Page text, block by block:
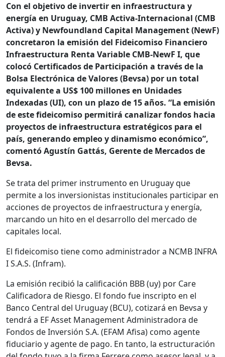
Con el objetivo de invertir en infraestructura y
energía en Uruguay, CMB Activa-Internacional (CMB
Activa) y Newfoundland Capital Management (NewF)
concretaron la emisión del Fideicomiso Financiero
Infraestructura Renta Variable CMB-NewF I, que
colocó Certificados de Participación a través de la
Bolsa Electrónica de Valores (Bevsa) por un total
equivalente a US$ 100 millones en Unidades
Indexadas (UI), con un plazo de 15 años. “La emisión
de este fideicomiso permitirá canalizar fondos hacia
proyectos de infraestructura estratégicos para el
país, generando empleo y dinamismo económico”,
comentó Agustín Gattás, Gerente de Mercados de
Bevsa.
Se trata del primer instrumento en Uruguay que
permite a los inversionistas institucionales participar en
acciones de proyectos de infraestructura y energía,
marcando un hito en el desarrollo del mercado de
capitales local.
El fideicomiso tiene como administrador a NCMB INFRA
I S.A.S. (Infram).
La emisión recibió la calificación BBB (uy) por Care
Calificadora de Riesgo. El fondo fue inscripto en el
Banco Central del Uruguay (BCU), cotizará en Bevsa y
tendrá a EF Asset Management Administradora de
Fondos de Inversión S.A. (EFAM Afisa) como agente
fiduciario y agente de pago. En tanto, la estructuración